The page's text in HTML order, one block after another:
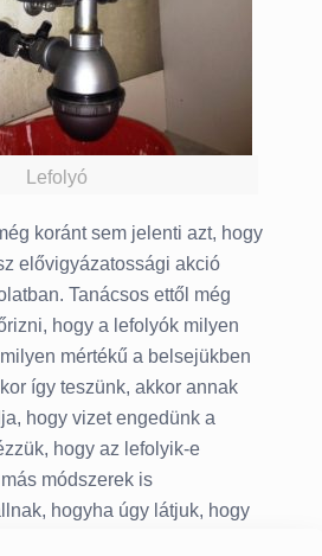
Lefolyó
koránt sem jelenti azt, hogy
elővigyázatossági akció
Tanácsos ettől még
hogy a lefolyók milyen
mértékű a belsejükben
így teszünk, akkor annak
hogy vizet engedünk a
hogy az lefolyik-e
módszerek is
hogyha úgy látjuk, hogy